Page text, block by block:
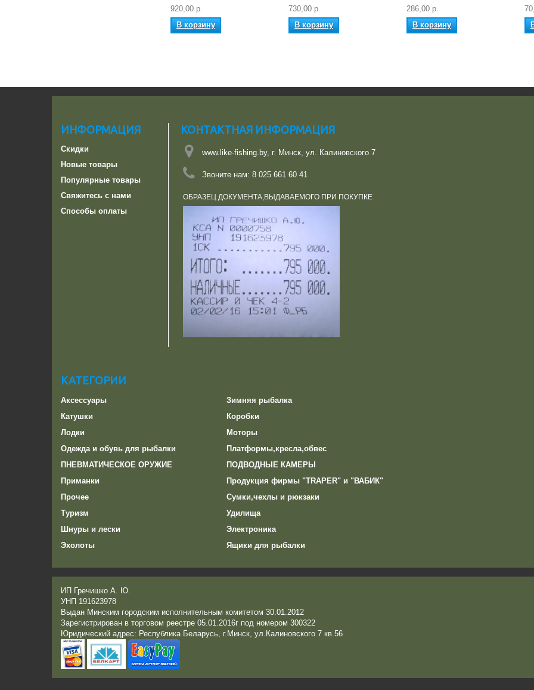
920,00 р.
В корзину
730,00 р.
В корзину
286,00 р.
В корзину
ИНФОРМАЦИЯ
Скидки
Новые товары
Популярные товары
Свяжитесь с нами
Способы оплаты
КОНТАКТНАЯ ИНФОРМАЦИЯ
www.like-fishing.by, г. Минск, ул. Калиновского 7
Звоните нам: 8 025 661 60 41
ОБРАЗЕЦ ДОКУМЕНТА,ВЫДАВАЕМОГО ПРИ ПОКУПКЕ
КАТЕГОРИИ
Аксессуары
Зимняя рыбалка
Катушки
Коробки
Лодки
Моторы
Одежда и обувь для рыбалки
Платформы,кресла,обвес
ПНЕВМАТИЧЕСКОЕ ОРУЖИЕ
ПОДВОДНЫЕ КАМЕРЫ
Приманки
Продукция фирмы "TRAPER" и "ВАБИК"
Прочее
Сумки,чехлы и рюкзаки
Туризм
Удилища
Шнуры и лески
Электроника
Эхолоты
Ящики для рыбалки
ИП Гречишко А. Ю.
УНП 191623978
Выдан Минским городским исполнительным комитетом 30.01.2012
Зарегистрирован в торговом реестре 05.01.2016г под номером 300322
Юридический адрес: Республика Беларусь, г.Минск, ул.Калиновского 7 кв.56